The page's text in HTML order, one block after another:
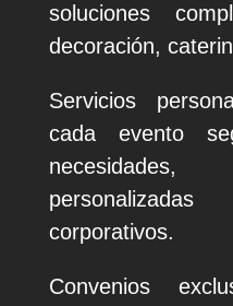
soluciones
decoración,
Servicios
cada evento
corporativos.
Convenios